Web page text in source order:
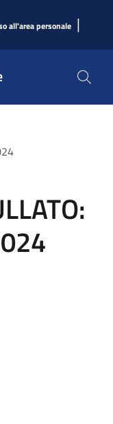
all'area personale |